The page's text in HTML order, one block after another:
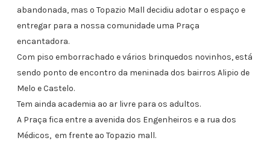
abandonada, mas o Topazio Mall decidiu adotar o espaço e
entregar para a nossa comunidade uma Praça
encantadora.
Com piso emborrachado e vários brinquedos novinhos, está
sendo ponto de encontro da meninada dos bairros Alipio de
Melo e Castelo.
Tem ainda academia ao ar livre para os adultos.
A Praça fica entre a avenida dos Engenheiros e a rua dos
Médicos, em frente ao Topazio mall.